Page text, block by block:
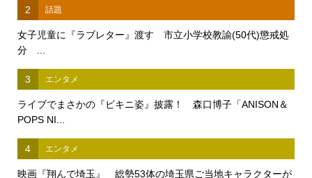
2 話題
女子児童に『ラブレター』渡す 市立小学校教諭(50代)懲戒処
分 ...
3 エンタメ
ライブでまさかの『ビキニ姿』披露！ 森口博子「ANISON＆
POPS NI...
4 エンタメ
映画『翔んで埼玉』 総勢53体の埼玉県ご当地キャラクターが